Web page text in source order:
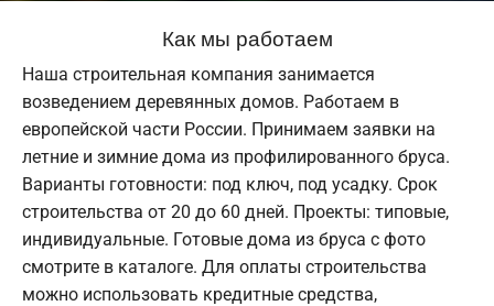
Как мы работаем
Наша строительная компания занимается
возведением деревянных домов. Работаем в
европейской части России. Принимаем заявки на
летние и зимние дома из профилированного бруса.
Варианты готовности: под ключ, под усадку. Срок
строительства от 20 до 60 дней. Проекты: типовые,
индивидуальные. Готовые дома из бруса с фото
смотрите в каталоге. Для оплаты строительства
можно использовать кредитные средства,